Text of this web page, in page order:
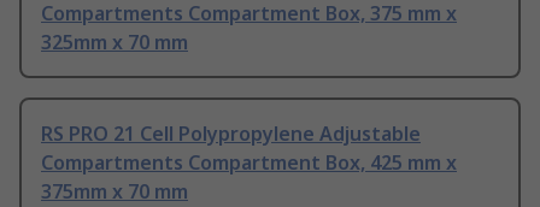
Compartments Compartment Box, 375 mm x
325mm x 70 mm
RS PRO 21 Cell Polypropylene Adjustable
Compartments Compartment Box, 425 mm x
375mm x 70 mm